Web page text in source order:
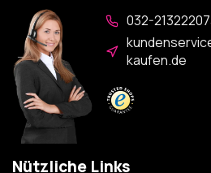
032-
kaufen.de
Nützliche Links